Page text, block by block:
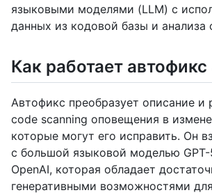
языковыми моделями (LLM) с
данных из кодовой базы и анализа
Как работает автофикс
Автофикс преобразует описание и
code scanning оповещения в
которые могут его исправить. Он
с большой языковой моделью
OpenAI, которая обладает
генеративными возможностями